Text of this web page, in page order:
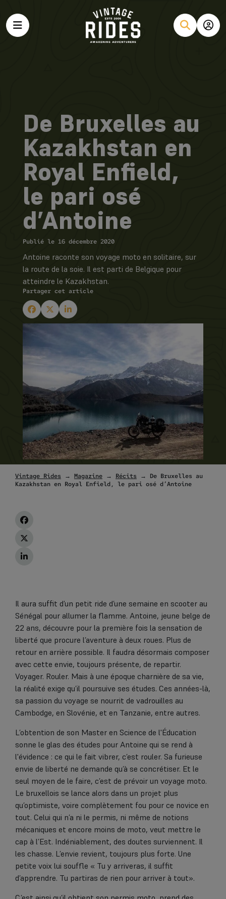
De Bruxelles au
Kazakhstan en
Royal Enfield,
le pari osé
d’Antoine
Publié le 16 décembre 2020
Antoine raconte son voyage moto en solitaire, sur
la route de la soie. Il est parti de Belgique pour
atteindre le Kazakhstan.
Partager cet article
Vintage Rides → Magazine → Récits → De Bruxelles au
Kazakhstan en Royal Enfield, le pari osé d’Antoine
Il aura suffit d’un petit ride d’une semaine en scooter au
Sénégal pour allumer la flamme. Antoine, jeune belge de
22 ans, découvre pour la première fois la sensation de
liberté que procure l’aventure à deux roues. Plus de
retour en arrière possible. Il faudra désormais composer
avec cette envie, toujours présente, de repartir.
Voyager. Rouler. Mais à une époque charnière de sa vie,
la réalité exige qu’il poursuive ses études. Ces années-là,
sa passion du voyage se nourrit de vadrouilles au
Cambodge, en Slovénie, et en Tanzanie, entre autres.
L’obtention de son Master en Science de l'Éducation
sonne le glas des études pour Antoine qui se rend à
l'évidence : ce qui le fait vibrer, c’est rouler. Sa furieuse
envie de liberté ne demande qu’à se concrétiser. Et le
seul moyen de le faire, c’est de prévoir un voyage moto.
Le bruxellois se lance alors dans un projet plus
qu’optimiste, voire complètement fou pour ce novice en
tout. Celui qui n’a ni le permis, ni même de notions
mécaniques et encore moins de moto, veut mettre le
cap à l’Est. Indéniablement, des doutes surviennent. Il
les chasse. L’envie revient, toujours plus forte. Une
petite voix lui souffle « Tu y arriveras, il suffit
d’apprendre. Tu partiras de rien pour arriver à tout».